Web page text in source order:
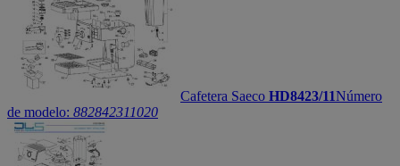
Cafetera Saeco HD8423/11Número
de modelo: 882842311020